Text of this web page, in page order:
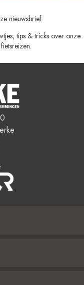
nieuwsbrief.
tips & tricks over onze